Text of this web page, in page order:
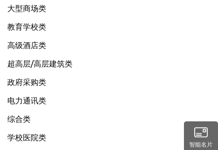
大型商场类
教育学校类
高级酒店类
超高层/高层建筑类
政府采购类
电力通讯类
综合类
学校医院类
智能名片